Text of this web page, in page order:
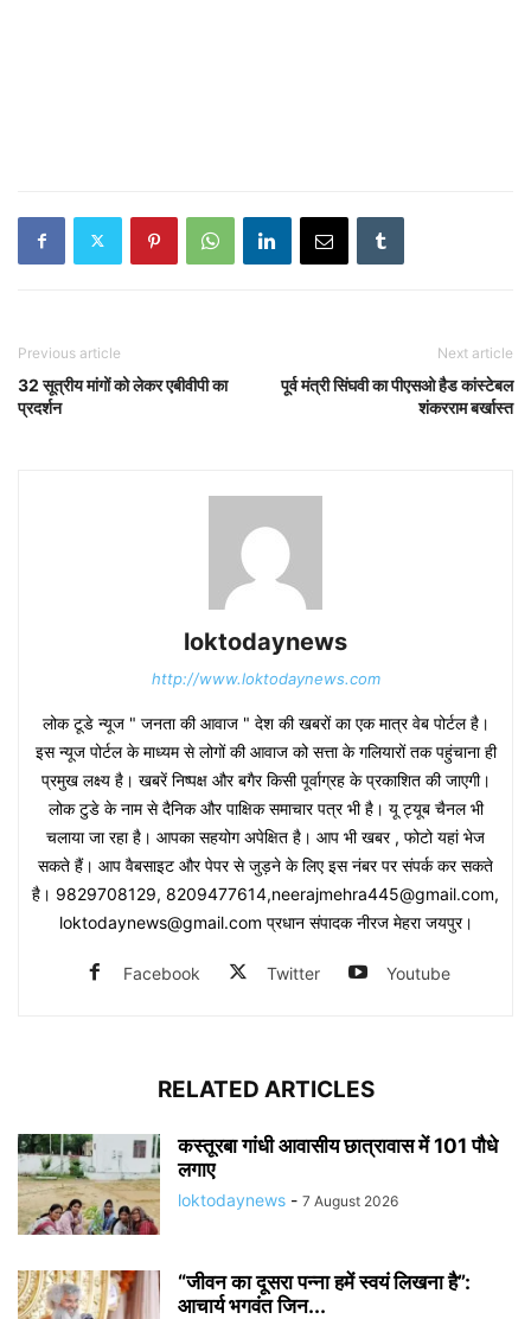
Previous article
32 सूत्रीय मांगों को लेकर एबीवीपी का
प्रदर्शन
Next article
पूर्व मंत्री सिंघवी का पीएसओ हैड कांस्टेबल
शंकरराम बर्खास्त
loktodaynews
http://www.loktodaynews.com
लोक टूडे न्यूज " जनता की आवाज " देश की खबरों का एक मात्र वेब पोर्टल है।
इस न्यूज पोर्टल के माध्यम से लोगों की आवाज को सत्ता के गलियारों तक पहुंचाना ही
प्रमुख लक्ष्य है। खबरें निष्पक्ष और बगैर किसी पूर्वाग्रह के प्रकाशित की जाएगी।
लोक टुडे के नाम से दैनिक और पाक्षिक समाचार पत्र भी है। यू ट्यूब चैनल भी
चलाया जा रहा है। आपका सहयोग अपेक्षित है। आप भी खबर , फोटो यहां भेज
सकते हैं। आप वैबसाइट और पेपर से जुड़ने के लिए इस नंबर पर संपर्क कर सकते
है। 9829708129, 8209477614,neerajmehra445@gmail.com,
loktodaynews@gmail.com प्रधान संपादक नीरज मेहरा जयपुर।
Facebook Twitter Youtube
RELATED ARTICLES
कस्तूरबा गांधी आवासीय छात्रावास में 101 पौधे
लगाए
loktodaynews - 7 August 2026
“जीवन का दूसरा पन्ना हमें स्वयं लिखना है”:
आचार्य भगवंत जिन...